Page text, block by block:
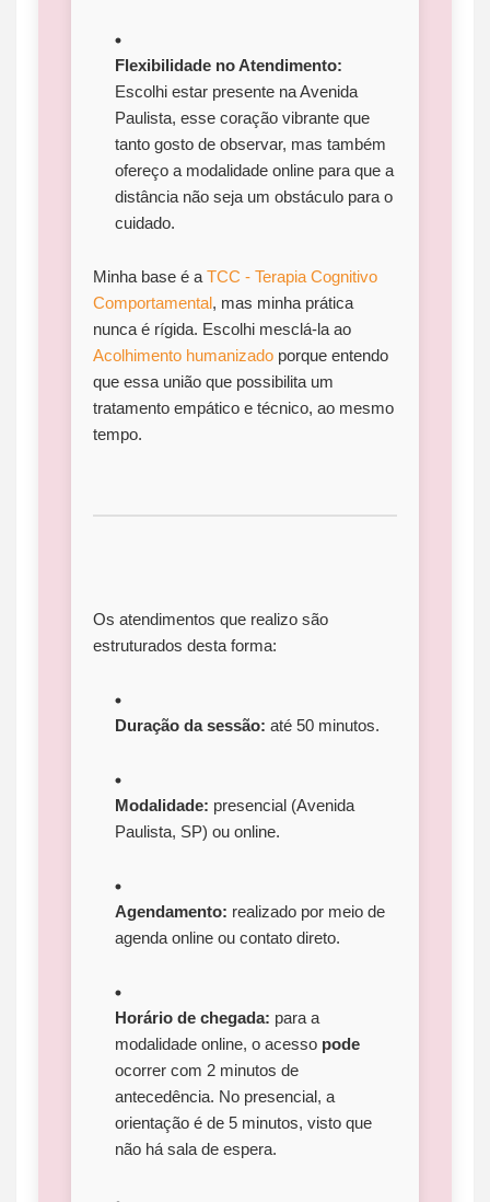
Flexibilidade no Atendimento:
Escolhi estar presente na Avenida
Paulista, esse coração vibrante que
tanto gosto de observar, mas também
ofereço a modalidade online para que a
distância não seja um obstáculo para o
cuidado.
Minha base é a TCC - Terapia Cognitivo
Comportamental, mas minha prática
nunca é rígida. Escolhi mesclá-la ao
Acolhimento humanizado porque entendo
que essa união que possibilita um
tratamento empático e técnico, ao mesmo
tempo.
Os atendimentos que realizo são
estruturados desta forma:
Duração da sessão: até 50 minutos.
Modalidade: presencial (Avenida
Paulista, SP) ou online.
Agendamento: realizado por meio de
agenda online ou contato direto.
Horário de chegada: para a
modalidade online, o acesso pode
ocorrer com 2 minutos de
antecedência. No presencial, a
orientação é de 5 minutos, visto que
não há sala de espera.